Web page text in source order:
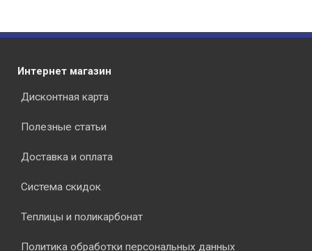
Интернет магазин
Дисконтная карта
Полезные статьи
Доставка и оплата
Система скидок
Теплицы и поликарбонат
Политика обработки персональных данных